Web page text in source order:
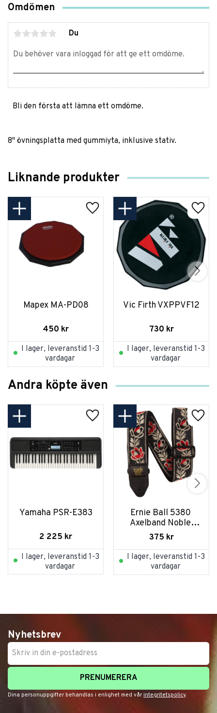
Omdömen
Du
Bli den första att lämna ett omdöme.
8" övningsplatta med gummiyta, inklusive stativ.
Liknande produkter
Mapex MA-PD08
450 kr
I lager, leveranstid 1-3
vardagar
Vic Firth VXPPVF12
730 kr
I lager, leveranstid 1-3
vardagar
Andra köpte även
Yamaha PSR-E383
2 225 kr
I lager, leveranstid 1-3
vardagar
Ernie Ball 5380
Axelband Noble
Rose
375 kr
I lager, leveranstid 1-3
vardagar
Nyhetsbrev
PRENUMERERA
Dina personuppgifter behandlas i enlighet med vår integritetspolicy.